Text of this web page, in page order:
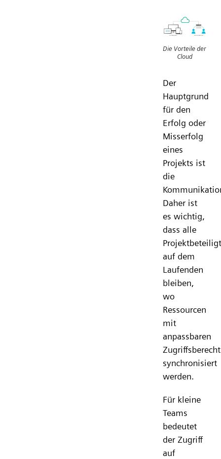
Die Vorteile der
Cloud
Der
Hauptgrund
für den
Erfolg oder
Misserfolg
eines
Projekts ist
die
Daher ist
es wichtig,
dass alle
auf dem
Laufenden
bleiben,
wo
Ressourcen
mit
anpassbaren
synchronisiert
werden.
Für kleine
Teams
bedeutet
der Zugriff
auf